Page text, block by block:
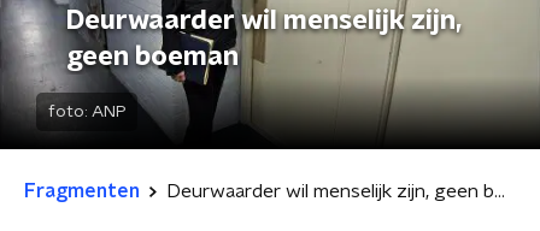
Deurwaarder wil menselijk zijn,
geen boeman
foto: ANP
Fragmenten Deurwaarder wil menselijk zijn, geen boeman